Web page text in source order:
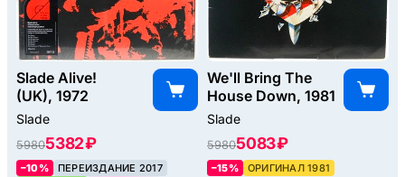
Slade Alive!
(UK), 1972
Slade
59805382 ₽
–10%
ПЕРЕИЗДАНИЕ 2017
We'll Bring The
House Down, 1981
Slade
59805083 ₽
–15% ОРИГИНАЛ 1981